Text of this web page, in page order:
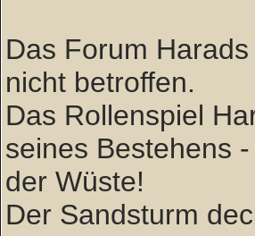
Das Forum
nicht betroffen.
Das Rollenspiel
seines Bestehens
der Wüste!
Der Sandsturm